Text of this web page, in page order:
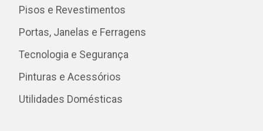
Pisos e Revestimentos
Portas, Janelas e Ferragens
Tecnologia e Segurança
Pinturas e Acessórios
Utilidades Domésticas